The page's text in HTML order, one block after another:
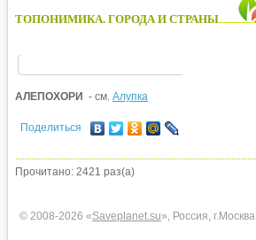
ТОПОНИМИКА. ГОРОДА И СТРАНЫ
АЛЕПОХОРИ - см. Алупка
Поделиться
Прочитано: 2421 раз(а)
© 2008-2026 «Saveplanet.su», Россия, г.Москва